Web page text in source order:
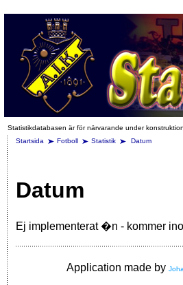
Statistikdatabasen är för närvarande under
Startsida
Fotboll Statistik Datum
Datum
Ej implementerat �n - kommer
Application made by